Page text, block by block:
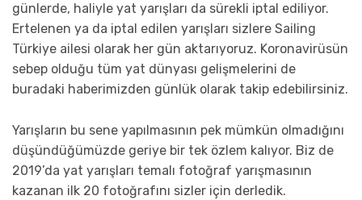
günlerde, haliyle yat yarışları da sürekli iptal ediliyor.
Ertelenen ya da iptal edilen yarışları sizlere Sailing
Türkiye ailesi olarak her gün aktarıyoruz. Koronavirüsün
sebep olduğu tüm yat dünyası gelişmelerini de
buradaki haberimizden günlük olarak takip edebilirsiniz.
Yarışların bu sene yapılmasının pek mümkün olmadığını
düşündüğümüzde geriye bir tek özlem kalıyor. Biz de
2019’da yat yarışları temalı fotoğraf yarışmasının
kazanan ilk 20 fotoğrafını sizler için derledik.